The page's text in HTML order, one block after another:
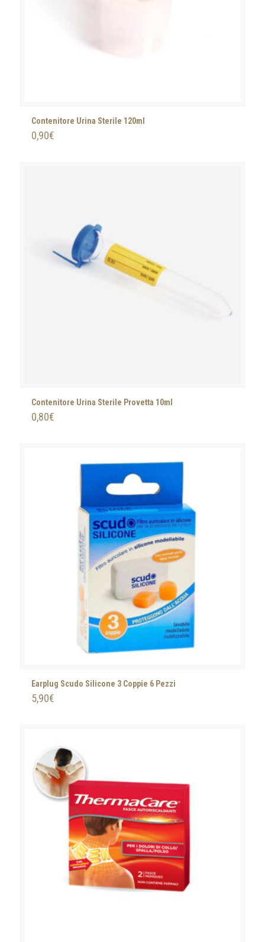
Contenitore Urina Sterile 120ml
0,90€
Contenitore Urina Sterile Provetta 10ml
0,80€
Earplug Scudo Silicone 3 Coppie 6 Pezzi
5,90€